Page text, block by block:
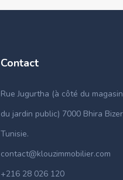
Contact
Rue Jugurtha (à côté du
du jardin public) 7000 Bhira
Tunisie.
contact@klouzimmobilier.com
+216 28 026 120